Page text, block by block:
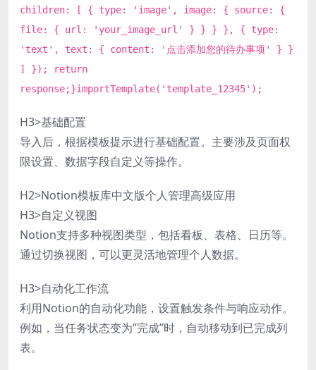
children: [ { type: 'image', image: { source: {
file: { url: 'your_image_url' } } } }, { type:
'text', text: { content: '点击添加您的待办事项' } }
] }); return
response;}importTemplate('template_12345');
H3>基础配置
导入后，根据模板提示进行基础配置。主要涉及页面权
限设置、数据字段自定义等操作。
H2>Notion模板库中文版个人管理高级应用
H3>自定义视图
Notion支持多种视图类型，包括看板、表格、日历等。
通过切换视图，可以更灵活地管理个人数据。
H3>自动化工作流
利用Notion的自动化功能，设置触发条件与响应动作。
例如，当任务状态变为”完成”时，自动移动到已完成列
表。